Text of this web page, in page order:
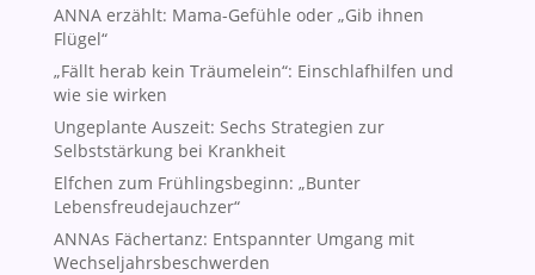
ANNA erzählt: Mama-Gefühle oder „Gib ihnen
Flügel“
„Fällt herab kein Träumelein“: Einschlafhilfen und
wie sie wirken
Ungeplante Auszeit: Sechs Strategien zur
Selbststärkung bei Krankheit
Elfchen zum Frühlingsbeginn: „Bunter
Lebensfreudejauchzer“
ANNAs Fächertanz: Entspannter Umgang mit
Wechseljahrsbeschwerden